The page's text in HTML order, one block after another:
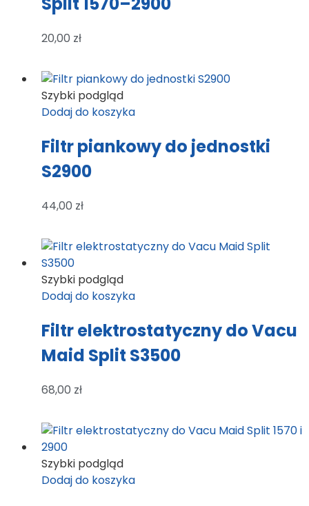
20,00 zł
Szybki podgląd
Dodaj do koszyka
Filtr piankowy do jednostki
S2900
44,00 zł
Szybki podgląd
Dodaj do koszyka
Filtr elektrostatyczny do Vacu
Maid Split S3500
68,00 zł
Szybki podgląd
Dodaj do koszyka